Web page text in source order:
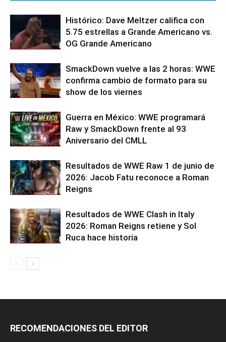
Histórico: Dave Meltzer califica con
5.75 estrellas a Grande Americano vs.
OG Grande Americano
SmackDown vuelve a las 2 horas: WWE
confirma cambio de formato para su
show de los viernes
Guerra en México: WWE programará
Raw y SmackDown frente al 93
Aniversario del CMLL
Resultados de WWE Raw 1 de junio de
2026: Jacob Fatu reconoce a Roman
Reigns
Resultados de WWE Clash in Italy
2026: Roman Reigns retiene y Sol
Ruca hace historia
RECOMENDACIONES DEL EDITOR